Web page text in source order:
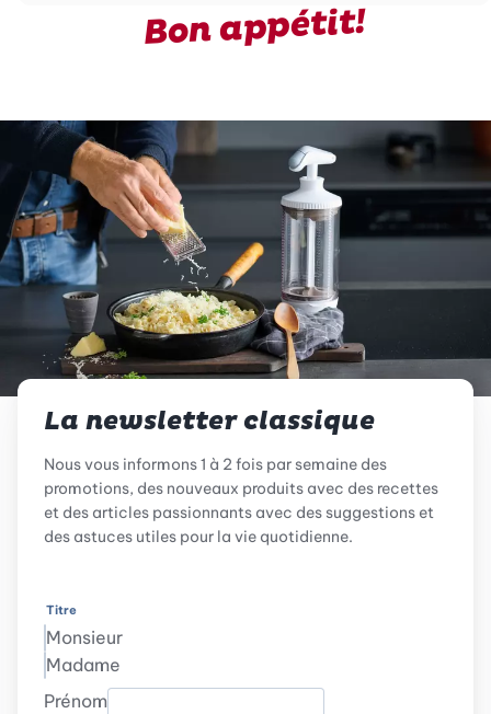
Bon appétit!
La newsletter classique
Nous vous informons 1 à 2 fois par semaine des
promotions, des nouveaux produits avec des recettes
et des articles passionnants avec des suggestions et
des astuces utiles pour la vie quotidienne.
Titre
Monsieur
Madame
Prénom